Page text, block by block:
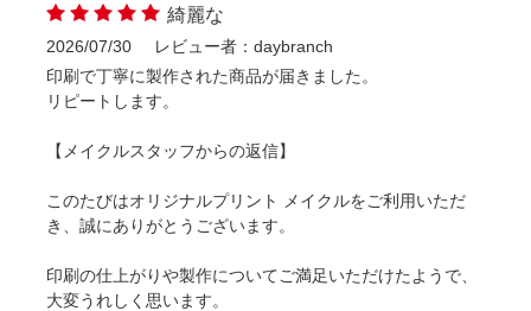
綺麗な
2026/07/30
レビュー者：daybranch
印刷で丁寧に製作された商品が届きました。
リピートします。
【メイクルスタッフからの返信】
このたびはオリジナルプリント メイクルをご利用いただ
き、誠にありがとうございます。
印刷の仕上がりや製作についてご満足いただけたようで、
大変うれしく思います。